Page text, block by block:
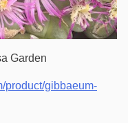
Garden
product/gibbaeum-